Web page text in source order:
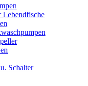
Lebendfische
Schalter